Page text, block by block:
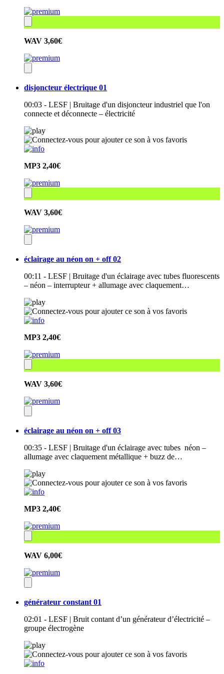
WAV 3,60€
disjoncteur électrique 01
00:03 - LESF | Bruitage d'un disjoncteur industriel que l'on
connecte et déconnecte – électricité
MP3 2,40€
WAV 3,60€
éclairage au néon on + off 02
00:11 - LESF | Bruitage d'un éclairage avec tubes fluorescents
– néon – interrupteur + allumage avec claquement…
MP3 2,40€
WAV 3,60€
éclairage au néon on + off 03
00:35 - LESF | Bruitage d'un éclairage avec tubes néon –
allumage avec claquement métallique + buzz de…
MP3 2,40€
WAV 6,00€
générateur constant 01
02:01 - LESF | Bruit contant d’un générateur d’électricité –
groupe électrogène